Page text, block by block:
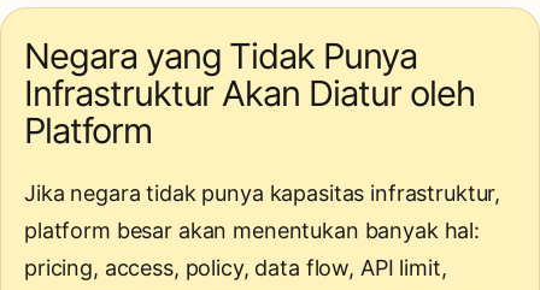
Negara yang Tidak Punya
Infrastruktur Akan Diatur oleh
Platform
Jika negara tidak punya kapasitas infrastruktur,
platform besar akan menentukan banyak hal:
pricing, access, policy, data flow, API limit,